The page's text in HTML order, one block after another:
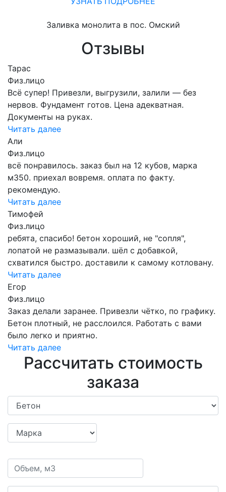
Заливка монолита в пос. Омский
Отзывы
Тарас
Физ.лицо
Всё супер! Привезли, выгрузили, залили — без
нервов. Фундамент готов. Цена адекватная.
Документы на руках.
Читать далее
Али
Физ.лицо
всё понравилось. заказ был на 12 кубов, марка
м350. приехал вовремя. оплата по факту.
рекомендую.
Читать далее
Тимофей
Физ.лицо
ребята, спасибо! бетон хороший, не "сопля",
лопатой не размазывали. шёл с добавкой,
схватился быстро. доставили к самому котловану.
Читать далее
Егор
Физ.лицо
Заказ делали заранее. Привезли чётко, по графику.
Бетон плотный, не расслоился. Работать с вами
было легко и приятно.
Читать далее
Рассчитать стоимость
заказа